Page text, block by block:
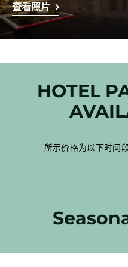
查看照片
HOTEL
所示价格为以下时间